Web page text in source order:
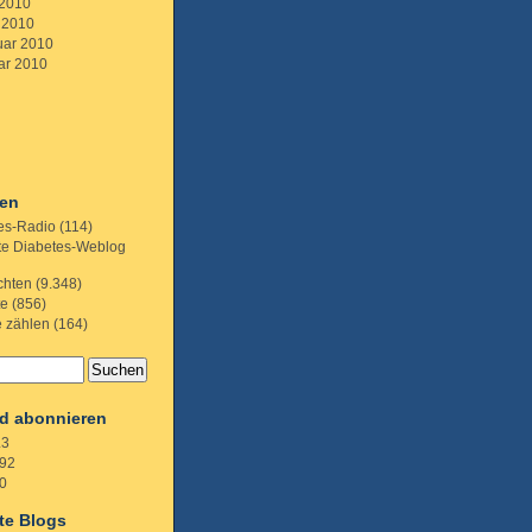
2010
2010
2010
Radio (114)
Diabetes-Weblog
(9.348)
(856)
zählen (164)
abonnieren
Blogs